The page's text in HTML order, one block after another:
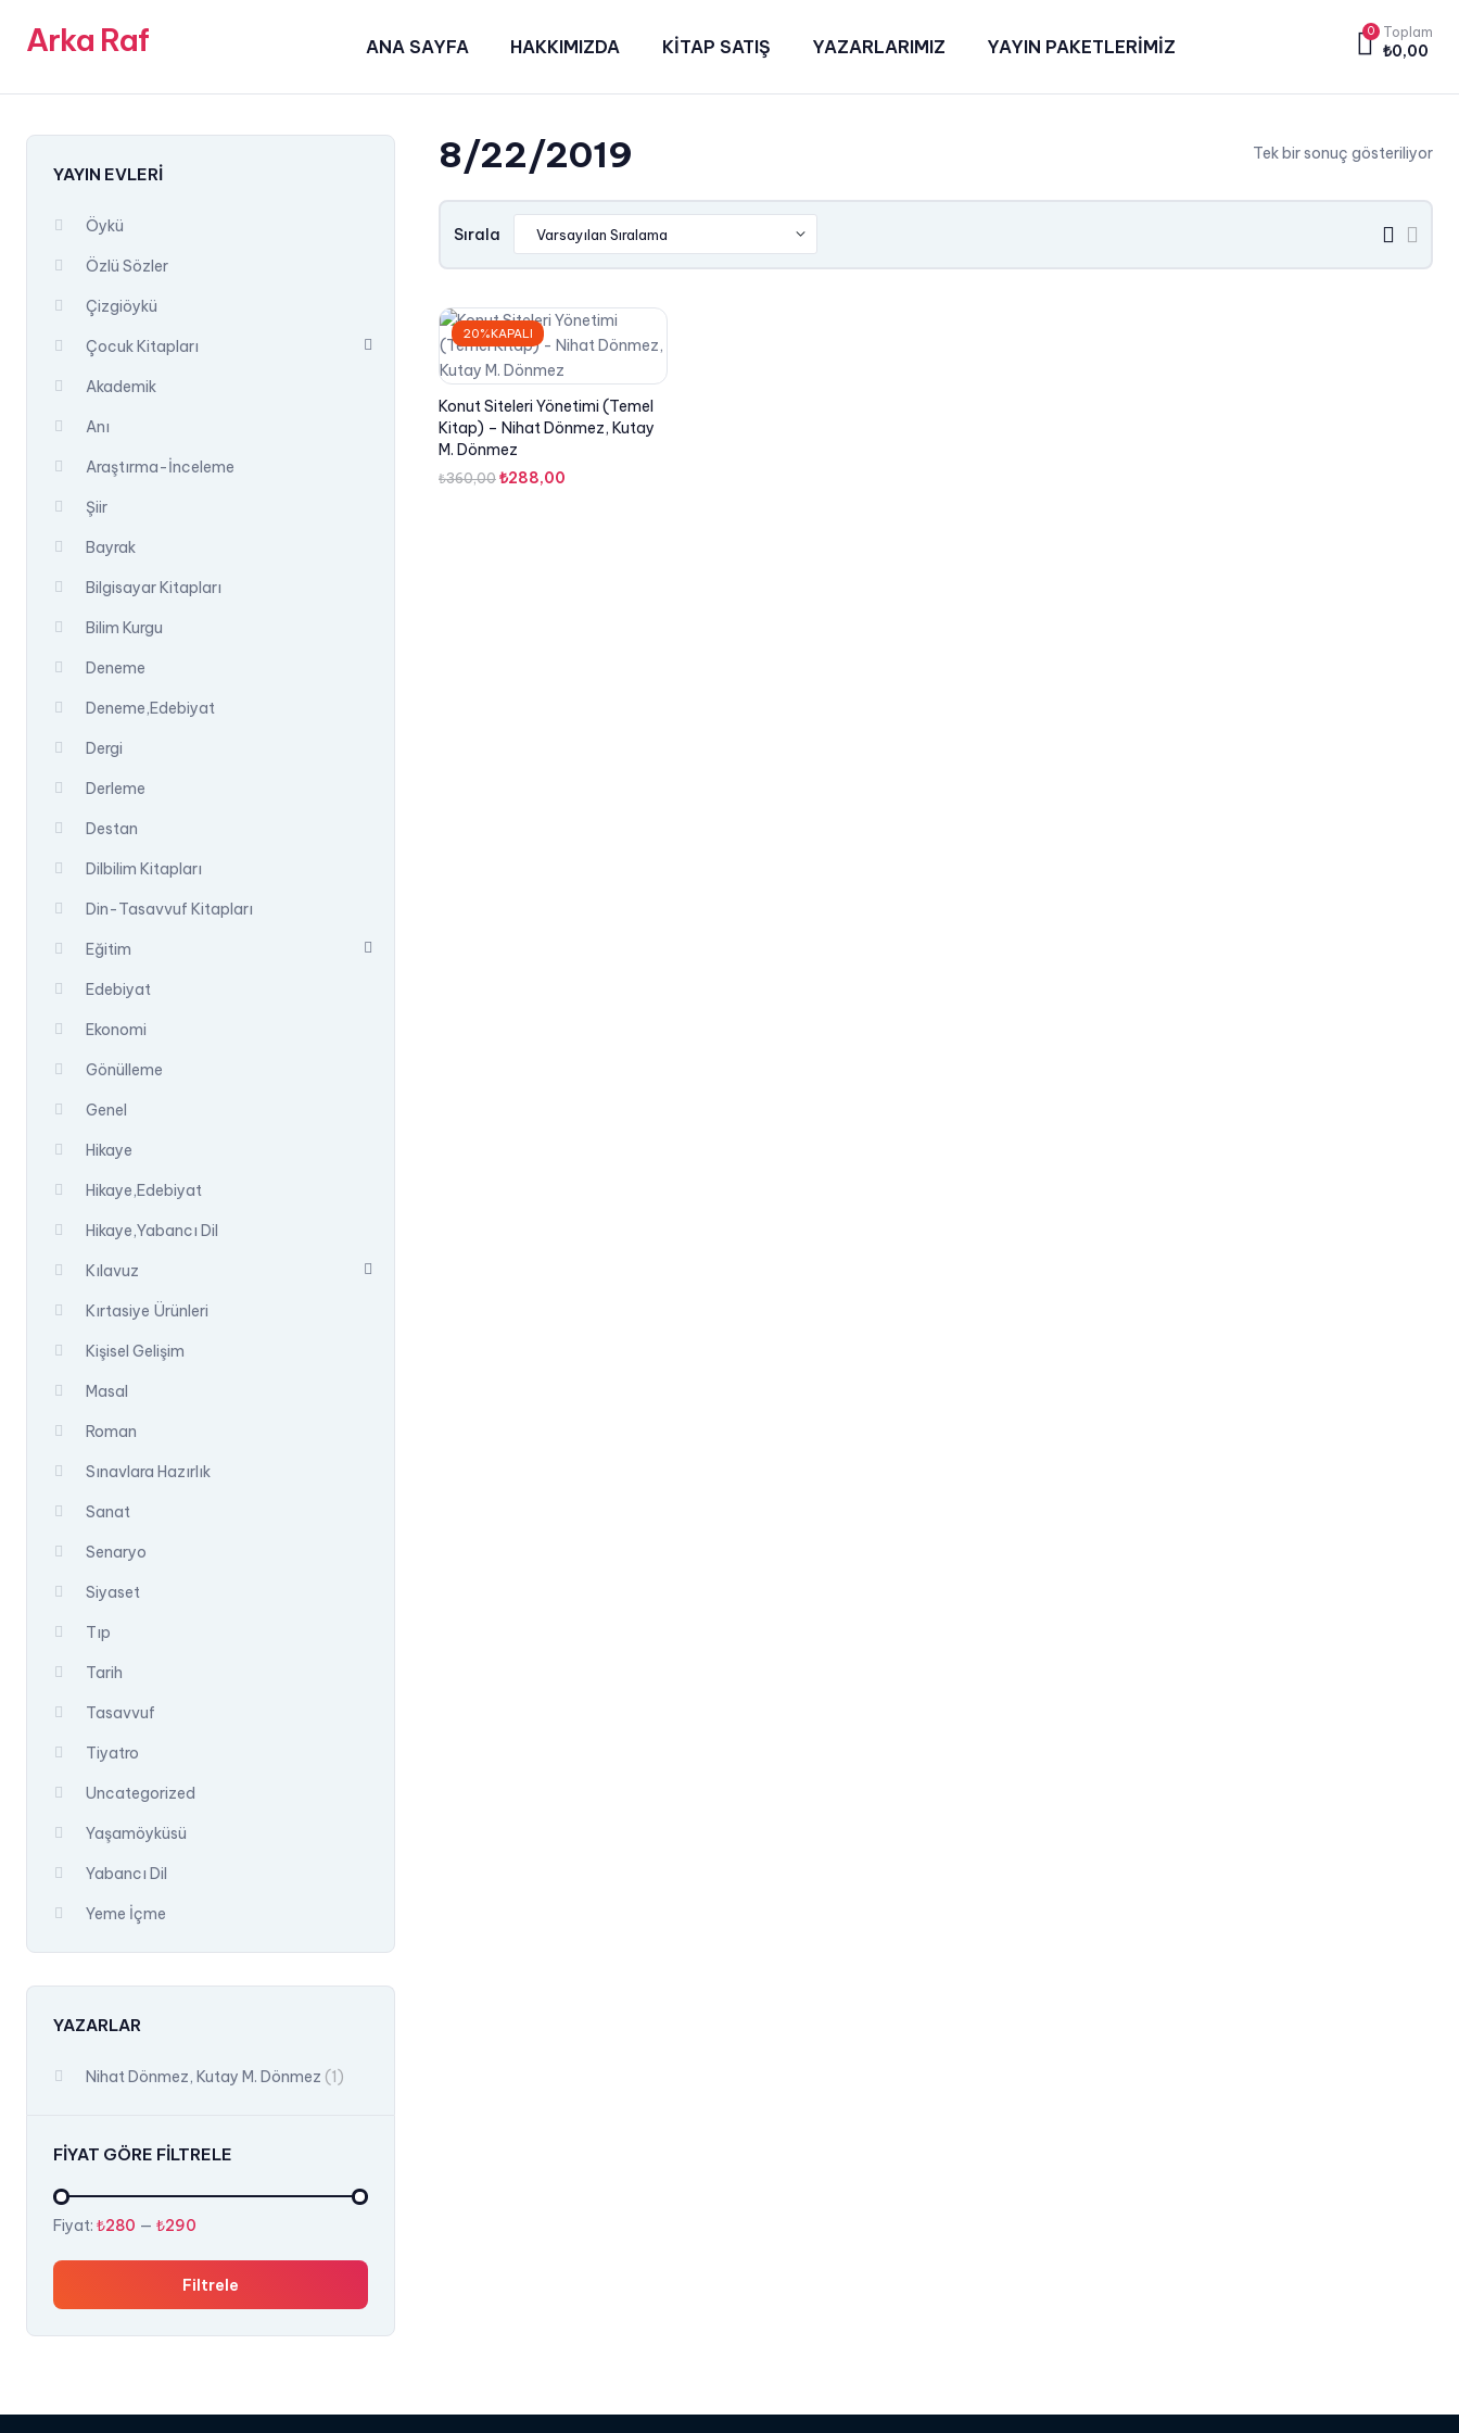
Arka Raf ANA SAYFA HAKKIMIZDA KİTAP SATIŞ YAZARLARIMIZ YAYIN PAKETLERİMİZ
0 Toplam
₺0,00
8/22/2019 Tek bir sonuç gösteriliyor
grid
Sırala
20%KAPALI
Konut Siteleri Yönetimi (Temel
Kitap) – Nihat Dönmez, Kutay
M. Dönmez
₺360,00 Orijinal
₺288,00
YAYIN EVLERI
Öykü
Özlü Sözler
Çizgiöykü
Çocuk Kitapları
Akademik
Anı
Araştırma-İnceleme
Şiir
Bayrak
Bilgisayar Kitapları
Bilim Kurgu
Deneme
Deneme,Edebiyat
Dergi
Derleme
Destan
Dilbilim Kitapları
Din-Tasavvuf Kitapları
Eğitim
Edebiyat
Ekonomi
Gönülleme
Genel
Hikaye
Hikaye,Edebiyat
Hikaye,Yabancı Dil
Kılavuz
Kırtasiye Ürünleri
Kişisel Gelişim
Masal
Roman
Sınavlara Hazırlık
Sanat
Senaryo
Siyaset
Tıp
Tarih
Tasavvuf
Tiyatro
Uncategorized
Yaşamöyküsü
Yabancı Dil
Yeme İçme
YAZARLAR
Nihat Dönmez, Kutay M. Dönmez (1)
FIYAT GÖRE FILTRELE
En
fiyat
En
fiyat
Filtrele
Fiyat: ₺280 — ₺290